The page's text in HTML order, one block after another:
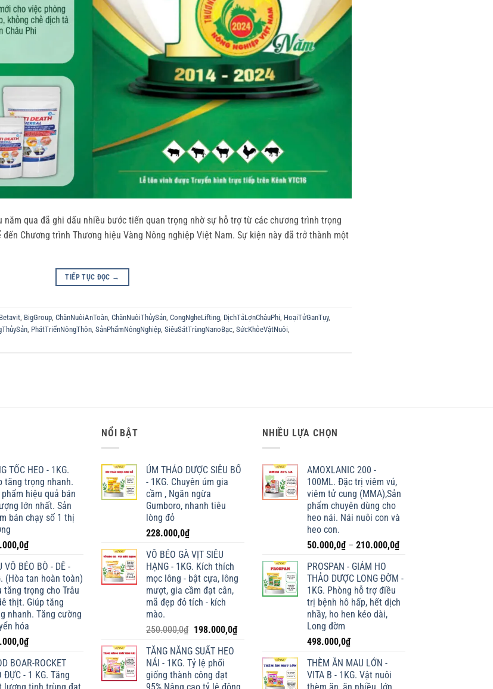
năm qua đã ghi dấu nhiều bước tiến quan trọng nhờ sự hỗ trợ từ các chương trình trọng
Chương trình Thương hiệu Vàng Nông nghiệp Việt Nam. Sự kiện này đã trở thành một
TIẾP TỤC ĐỌC →
Betavit, BigGroup, ChănNuôiAnToàn, ChănNuôiThủySản, CongNgheLifting, DịchTảLợnChâuPhi, HoạiTửGanTụy,
, PhátTriểnNôngThôn, SảnPhẩmNôngNghiệp, SiêuSátTrùngNanoBạc, SứcKhỏeVậtNuôi,
TỐC HEO - 1KG.
tăng trọng nhanh.
phẩm hiệu quả bán
lớn nhất. Sản
bán chạy số 1 thị
₫
VỖ BÉO BÒ - DÊ -
(Hòa tan hoàn toàn)
tăng trọng cho Trâu
thịt. Giúp tăng
nhanh. Tăng cường
hóa
₫
BOAR-ROCKET
ĐỰC - 1 KG. Tăng
lượng tinh trùng đạt
NỔI BẬT
ÚM THẢO DƯỢC SIÊU BỔ
- 1KG. Chuyên úm gia
cầm , Ngăn ngừa
Gumboro, nhanh tiêu
lòng đỏ
228.000,0₫
VỖ BÉO GÀ VỊT SIÊU
HẠNG - 1KG. Kích thích
mọc lông - bật cựa, lông
mượt, gia cầm đạt cân,
mã đẹp đỏ tích - kích
mào.
250.000,0₫ Giá
là:
250.000,0₫.
198.000,0₫Giá
198.000,0₫.
TĂNG NĂNG SUẤT HEO
NÁI - 1KG. Tỷ lệ phối
giống thành công đạt
95% Nâng cao tỷ lệ động
NHIỀU LỰA CHỌN
AMOXLANIC 200 -
100ML. Đặc trị viêm vú,
viêm tử cung (MMA),Sản
phẩm chuyên dùng cho
heo nái. Nái nuôi con và
heo con.
50.000,0₫ – 210.000,0₫Khoảng
50.000,0₫
210.000,0₫
PROSPAN - GIẢM HO
THẢO DƯỢC LONG ĐỜM -
1KG. Phòng hỗ trợ điều
trị bệnh hô hấp, hết dịch
nhầy, ho hen kéo dài,
Long đờm
498.000,0₫
THÈM ĂN MAU LỚN -
VITA B - 1KG. Vật nuôi
thèm ăn, ăn nhiều, lớn